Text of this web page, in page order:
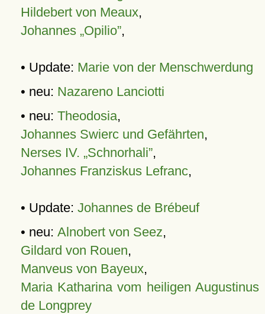
Hildebert von Meaux,
Johannes „Opilio”,
• Update: Marie von der Menschwerdung
• neu: Nazareno Lanciotti
• neu: Theodosia,
Johannes Swierc und Gefährten,
Nerses IV. „Schnorhali”,
Johannes Franziskus Lefranc,
• Update: Johannes de Brébeuf
• neu: Alnobert von Seez,
Gildard von Rouen,
Manveus von Bayeux,
Maria Katharina vom heiligen Augustinus
de Longprey